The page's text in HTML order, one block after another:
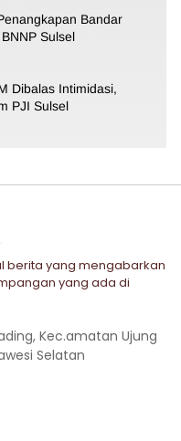
Bandar
Sulsel
Dibalas Intimidasi,
PJI Sulsel
berita yang mengabarkan
yang ada di
Kec.amatan Ujung
Selatan